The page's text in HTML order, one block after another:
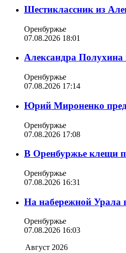
Шестиклассник из
Оренбуржье
07.08.2026 18:01
Александра Полухина
Оренбуржье
07.08.2026 17:14
Юрий Мироненко
Оренбуржье
07.08.2026 17:08
В Оренбуржье клещи
Оренбуржье
07.08.2026 16:31
На набережной Урала
Оренбуржье
07.08.2026 16:03
Август 2026